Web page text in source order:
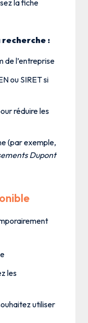
la fiche
:
de l’entreprise
ou SIRET si
réduire les
(par exemple,
Dupont
les
utiliser